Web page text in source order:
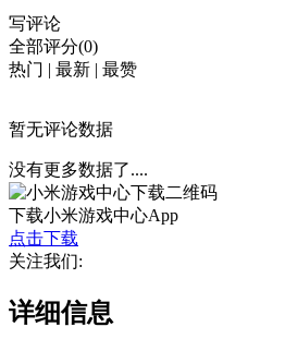
写评论
全部评分(0)
热门 | 最新 | 最赞
暂无评论数据
没有更多数据了....
下载小米游戏中心App
点击下载
关注我们:
详细信息